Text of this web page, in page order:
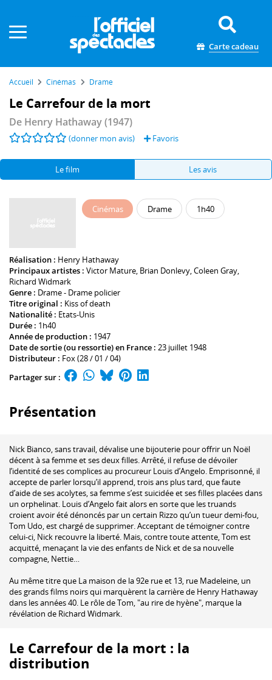
Carte cadeau
Accueil Cinémas Drame
Le Carrefour de la mort
De Henry Hathaway(1947)
(donner mon avis) Favoris
Le film Les avis
Cinémas Drame 1h40
Réalisation : Henry Hathaway
Principaux artistes : Victor Mature, Brian Donlevy,Coleen Gray,
Richard Widmark
Genre : Drame - Drame policier
Titre original : Kiss of death
Nationalité : Etats-Unis
Durée : 1h40
Année de production : 1947
Date de sortie (ou ressortie) en France : 23 juillet 1948
Distributeur : Fox (28 / 01 / 04)
Partager sur :
Présentation
Nick Bianco, sans travail, dévalise une bijouterie pour offrir un Noël
décent à sa femme et ses deux filles. Arrêté, il refuse de dévoiler
l’identité de ses complices au procureur Louis d’Angelo. Emprisonné, il
accepte de parler lorsqu’il apprend, trois ans plus tard, que faute
d’aide de ses acolytes, sa femme s’est suicidée et ses filles placées dans
un orphelinat. Louis d’Angelo fait alors en sorte que les truands
croient avoir été dénoncés par un certain Rizzo qu’un tueur demi-fou,
Tom Udo, est chargé de supprimer. Acceptant de témoigner contre
celui-ci, Nick recouvre la liberté. Mais, contre toute attente, Tom est
acquitté, menaçant la vie des enfants de Nick et de sa nouvelle
compagne, Nettie…
Au même titre que La maison de la 92e rue et 13, rue Madeleine, un
des grands films noirs qui marquèrent la carrière de Henry Hathaway
dans les années 40. Le rôle de Tom, "au rire de hyène", marque la
révélation de Richard Widmark.
Le Carrefour de la mort : la
distribution